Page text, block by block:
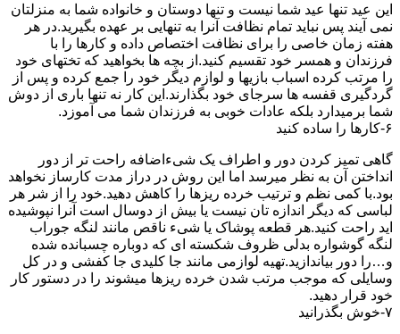
این عید تنها عید شما نیست و تنها دوستان و خانواده شما به منزلتان
نمی آیند پس نباید تمام نظافت آنرا به تنهایی بر عهده بگیرید.در هر
هفته زمان خاصی را برای نظافت اختصاص داده و کارها را با
فرزندان و همسر خود تقسیم کنید.از بچه ها بخواهید که تختهای خود
را مرتب کرده اسباب بازیها و لوازم دیگر خود را جمع کرده و پس از
گردگیری قفسه ها سرجای خود بگذارند.این کار نه تنها باری از دوش
شما برمیدارد بلکه عادات خوبی به فرزندان شما می آموزد.
۶-کارها را ساده کنید
گاهی تمیز کردن دور و اطراف یک شیءاضافه راحت تر از دور
انداختن آن به نظر میرسد اما این روش در دراز مدت کارساز نخواهد
بود.با کمی نظم و ترتیب خرده ریزها را کاهش دهید.خود را از شر هر
لباسی که دیگر اندازه تان نیست یا بیش از دوسال است آنرا نپوشیده
اید راحت کنید.هر قطعه پوشاک یا شیء ناقص مانند لنگه جوراب
لنگه گوشواره بدلی ظروف شکسته ای که دوباره چسبانده شده
و…را دور بیاندازید.تهیه لوازمی مانند جا کلیدی جا کفشی و در کل
وسایلی که موجب مرتب شدن خرده ریزها میشوند را در دستور کار
خود قرار دهید.
۷-خوش بگذرانید